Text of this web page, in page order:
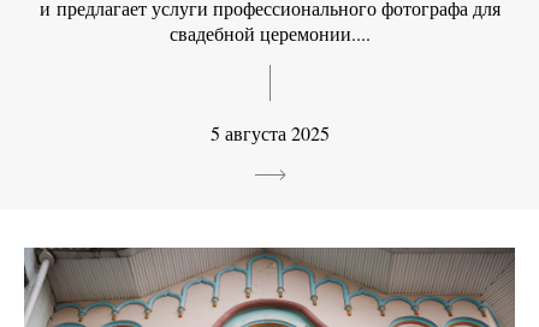
и предлагает услуги профессионального фотографа для
свадебной церемонии....
5 августа 2025